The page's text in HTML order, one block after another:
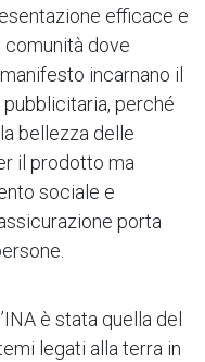
efficace e
dove
incarnano il
perché
bellezza delle
il prodotto ma
sociale e
porta
è stata quella del
legati alla terra in